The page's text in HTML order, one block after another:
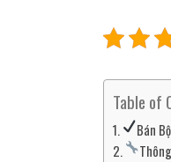
Table of
Bán